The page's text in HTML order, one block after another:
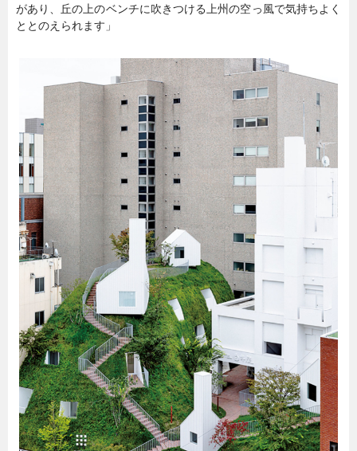
があり、丘の上のベンチに吹きつける上州の空っ風で気持ちよく
ととのえられます」